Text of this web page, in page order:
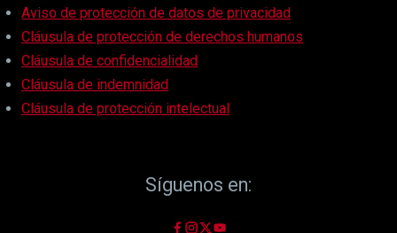
Aviso de protección de datos de privacidad
Cláusula de protección de derechos humanos
Cláusula de confidencialidad
Cláusula de indemnidad
Cláusula de protección intelectual
Síguenos en: